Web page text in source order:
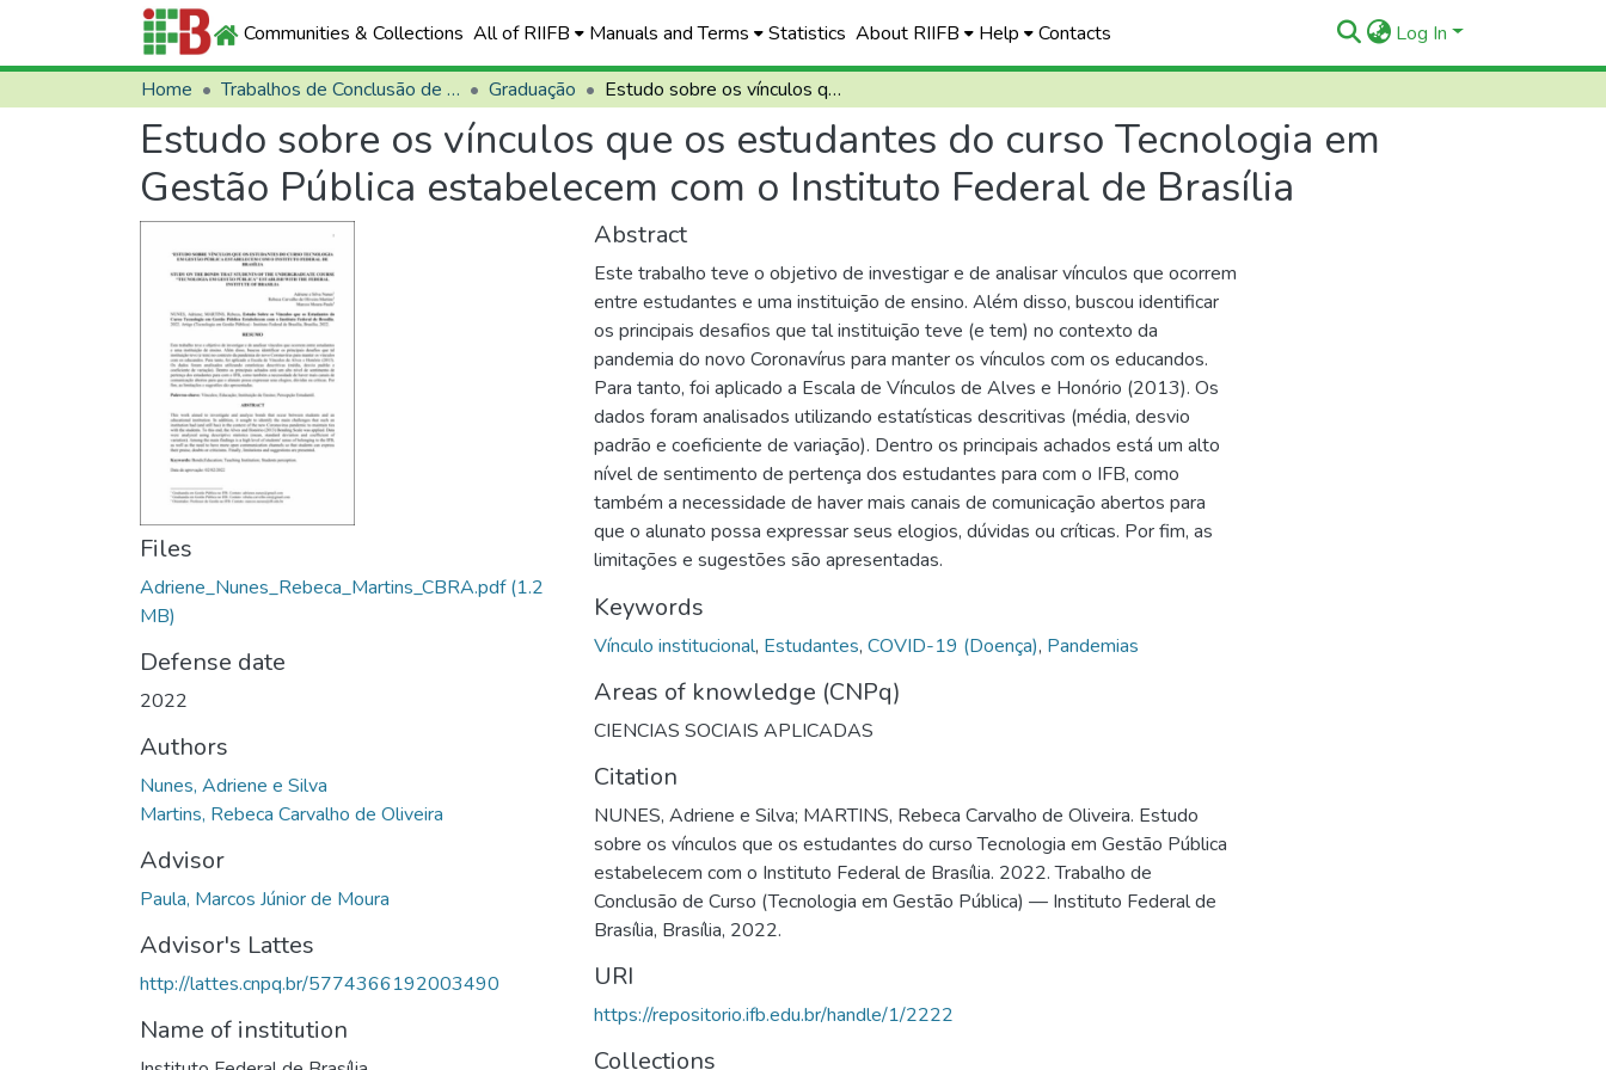
Communities & Collections All of RIIFB Manuals and Terms Statistics About RIIFB Help Contacts Log In
Home Trabalhos de Conclusão de Curso (TCCs) Graduação Estudo sobre os vínculos que os estudantes do curso Tecnologia em Gestão Pública estabelecem com o Instituto Federal de Brasília
Estudo sobre os vínculos que os estudantes do curso Tecnologia em
Gestão Pública estabelecem com o Instituto Federal de Brasília
Files
Adriene_Nunes_Rebeca_Martins_CBRA.pdf(1.2
MB)
Defense date
2022
Authors
Nunes, Adriene e Silva
Martins, Rebeca Carvalho de Oliveira
Advisor
Paula, Marcos Júnior de Moura
Advisor's Lattes
http://lattes.cnpq.br/5774366192003490
Name of institution
Abstract
Este trabalho teve o objetivo de investigar e de analisar vínculos que ocorrem
entre estudantes e uma instituição de ensino. Além disso, buscou identificar
os principais desafios que tal instituição teve (e tem) no contexto da
pandemia do novo Coronavírus para manter os vínculos com os educandos.
Para tanto, foi aplicado a Escala de Vínculos de Alves e Honório (2013). Os
dados foram analisados utilizando estatísticas descritivas (média, desvio
padrão e coeficiente de variação). Dentro os principais achados está um alto
nível de sentimento de pertença dos estudantes para com o IFB, como
também a necessidade de haver mais canais de comunicação abertos para
que o alunato possa expressar seus elogios, dúvidas ou críticas. Por fim, as
limitações e sugestões são apresentadas.
Keywords
Vínculo institucional, Estudantes, COVID-19 (Doença), Pandemias
Areas of knowledge (CNPq)
CIENCIAS SOCIAIS APLICADAS
Citation
NUNES, Adriene e Silva; MARTINS, Rebeca Carvalho de Oliveira. Estudo
sobre os vínculos que os estudantes do curso Tecnologia em Gestão Pública
estabelecem com o Instituto Federal de Brasília. 2022. Trabalho de
Conclusão de Curso (Tecnologia em Gestão Pública) — Instituto Federal de
Brasília, Brasília, 2022.
URI
https://repositorio.ifb.edu.br/handle/1/2222
Collections